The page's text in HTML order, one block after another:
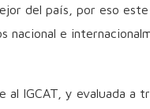
del país, por eso
nacional e
IGCAT, y evaluada